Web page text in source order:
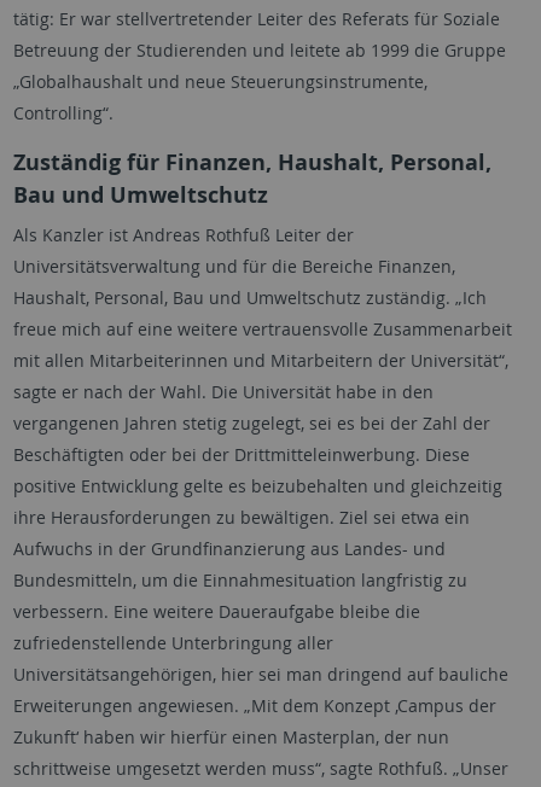
tätig: Er war stellvertretender Leiter des Referats für Soziale
Betreuung der Studierenden und leitete ab 1999 die Gruppe
„Globalhaushalt und neue Steuerungsinstrumente,
Controlling“.
Zuständig für Finanzen, Haushalt, Personal,
Bau und Umweltschutz
Als Kanzler ist Andreas Rothfuß Leiter der
Universitätsverwaltung und für die Bereiche Finanzen,
Haushalt, Personal, Bau und Umweltschutz zuständig. „Ich
freue mich auf eine weitere vertrauensvolle Zusammenarbeit
mit allen Mitarbeiterinnen und Mitarbeitern der Universität“,
sagte er nach der Wahl. Die Universität habe in den
vergangenen Jahren stetig zugelegt, sei es bei der Zahl der
Beschäftigten oder bei der Drittmitteleinwerbung. Diese
positive Entwicklung gelte es beizubehalten und gleichzeitig
ihre Herausforderungen zu bewältigen. Ziel sei etwa ein
Aufwuchs in der Grundfinanzierung aus Landes- und
Bundesmitteln, um die Einnahmesituation langfristig zu
verbessern. Eine weitere Daueraufgabe bleibe die
zufriedenstellende Unterbringung aller
Universitätsangehörigen, hier sei man dringend auf bauliche
Erweiterungen angewiesen. „Mit dem Konzept ‚Campus der
Zukunft‘ haben wir hierfür einen Masterplan, der nun
schrittweise umgesetzt werden muss“, sagte Rothfuß. „Unser